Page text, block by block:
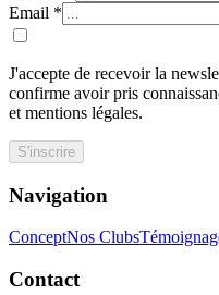
Email *
J'accepte de recevoir la
confirme avoir pris
et mentions légales.
S'inscrire
Navigation
ConceptNos Clubs
Contact